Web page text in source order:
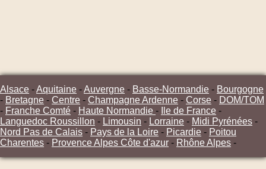
Alsace -Aquitaine -Auvergne - Basse-Normandie - Bourgogne
- Bretagne - Centre - Champagne Ardenne - Corse - DOM/TOM
- Franche Comté - Haute Normandie - Ile de France -
Languedoc Roussillon - Limousin - Lorraine - Midi Pyrénées -
Nord Pas de Calais - Pays de la Loire - Picardie - Poitou
Charentes - Provence Alpes Côte d'azur - Rhône Alpes -